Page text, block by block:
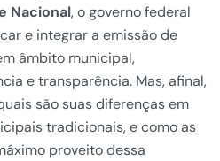
Nacional, o governo federal
e integrar a emissão de
âmbito municipal,
e transparência. Mas, afinal,
são suas diferenças em
tradicionais, e como as
proveito dessa